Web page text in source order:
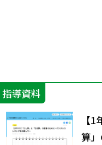
指導資料
【
算